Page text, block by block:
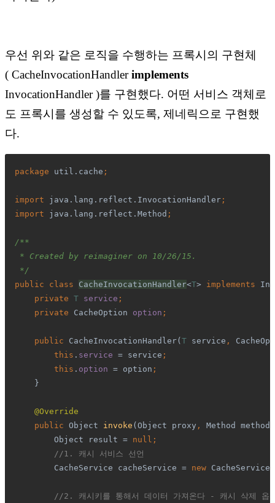
우선 위와 같은 로직을 수행하는 프록시의 구현체
( CacheInvocationHandlerimplements
InvocationHandler )를 구현했다. 어떤 서비스 객체로
도 프록시를 생성할 수 있도록, 제네릭으로 구현했
다.
package util.cache ;
import java.lang.reflect.InvocationHandler ;
import java.lang.reflect.Method ;
/**
* Created by reimaginer on 10/26/15.
*/
public class CacheInvocationHandler<T> implements
private T service ;
    private
CacheOption option ;
    public
CacheInvocationHandler( T service ,
this . service = service ;
        this
. option = option ;
}
@Override
public Object invoke (Object proxy , Method method
        Object result =
null;
//1. 캐시 서비스 선언
CacheService cacheService = new
//2. 캐시키를 통해서 데이터 가져온다 - 캐시 삭제 옵